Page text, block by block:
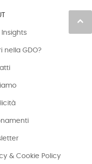
keyboard_arrow_up
Insights
nella GDO?
& Cookie Policy